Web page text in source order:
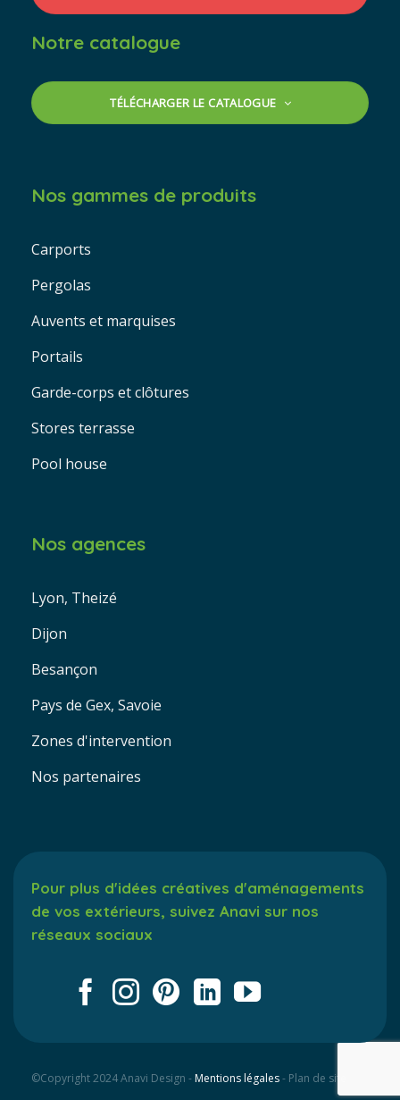
Notre catalogue
TÉLÉCHARGER LE CATALOGUE
Nos gammes de produits
Carports
Pergolas
Auvents et marquises
Portails
Garde-corps et clôtures
Stores terrasse
Pool house
Nos agences
Lyon, Theizé
Dijon
Besançon
Pays de Gex, Savoie
Zones d'intervention
Nos partenaires
Pour plus d'idées créatives d'aménagements
de vos extérieurs, suivez Anavi sur nos
réseaux sociaux
©Copyright 2024 Anavi Design -Mentions légales- Plan de site